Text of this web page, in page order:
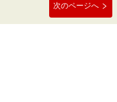
次のページへ